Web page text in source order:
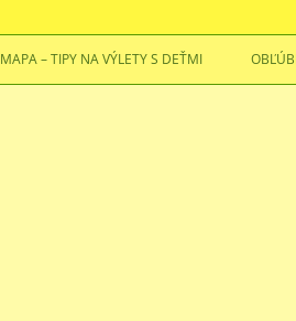
Preskočiť
na
MAPA – TIPY NA VÝLETY S DEŤMI